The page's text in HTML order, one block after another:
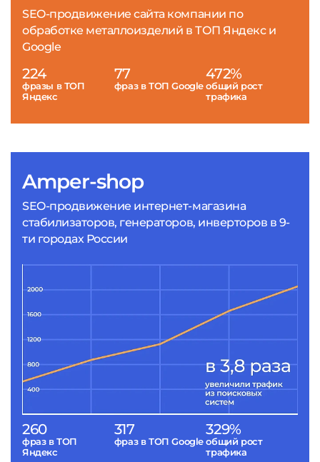
Amper-shop
SEO-продвижение интернет-магазина
стабилизаторов, генераторов, инверторов в 9-
ти городах России
260
фраз в ТОП
Яндекс
317
фраз в ТОП Google
329%
общий рост
трафика
SEO-продвижение сайта компании по
обработке металлоизделий в ТОП Яндекс и
Google
224
фразы в ТОП
Яндекс
77
фраз в ТОП Google
472%
общий рост
трафика